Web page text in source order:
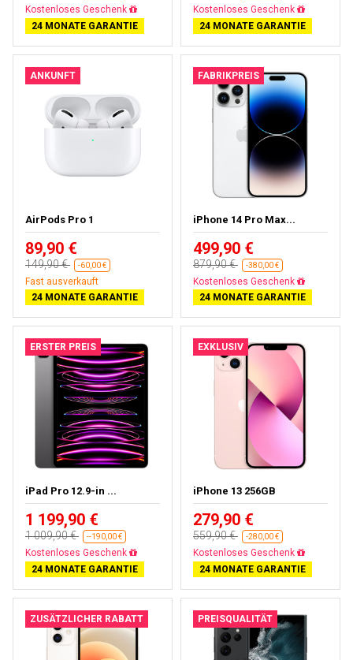
Gratisversand
24 MONATE GARANTIE
Gratisversand
24 MONATE GARANTIE
ANKUNFT
AirPods Pro 1
89,90 €
149,90 € -60,00 €
Fast ausverkauft
24 MONATE GARANTIE
FABRIKPREIS
iPhone 14 Pro Max...
499,90 €
879,90 € -380,00 €
Gratisversand
24 MONATE GARANTIE
ERSTER PREIS
iPad Pro 12.9-in ...
1 199,90 €
1 009,90 € --190,00 €
Fast ausverkauft
24 MONATE GARANTIE
EXKLUSIV
iPhone 13 256GB
279,90 €
559,90 € -280,00 €
Gratisversand
24 MONATE GARANTIE
ZUSÄTZLICHER RABATT PREISQUALITÄT